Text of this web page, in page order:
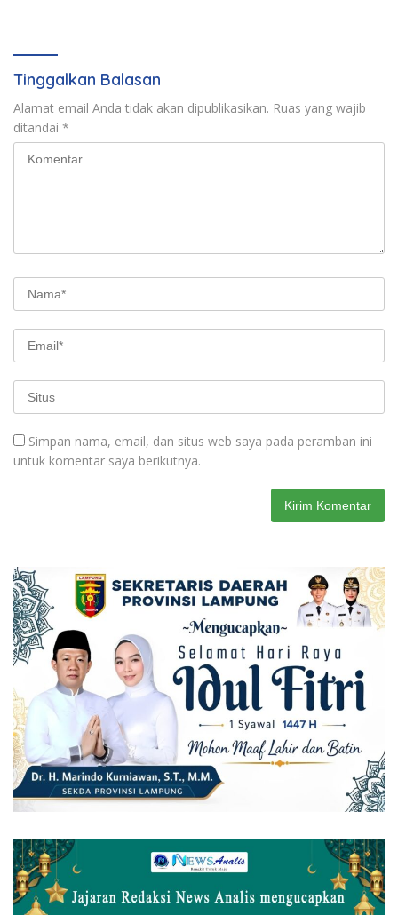
Tinggalkan Balasan
Alamat email Anda tidak akan dipublikasikan. Ruas yang wajib
ditandai *
Simpan nama, email, dan situs web saya pada peramban ini
untuk komentar saya berikutnya.